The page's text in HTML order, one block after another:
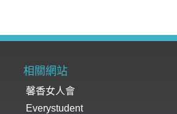
相關網站
馨香女人會
Everystudent